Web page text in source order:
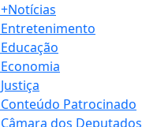
+Notícias
Entretenimento
Educação
Economia
Justiça
Conteúdo Patrocinado
Câmara dos Deputados